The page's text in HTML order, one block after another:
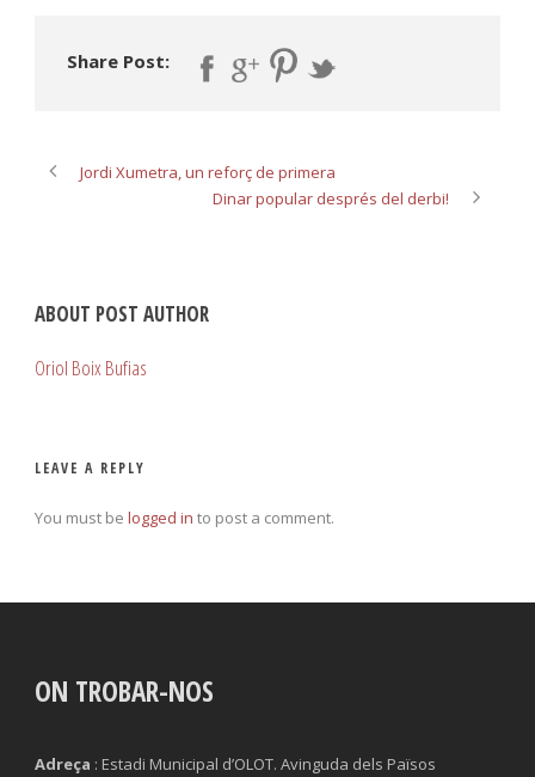
Share Post:
Jordi Xumetra, un reforç de primera
Dinar popular després del derbi!
ABOUT POST AUTHOR
Oriol Boix Bufias
LEAVE A REPLY
You must be logged in to post a comment.
ON TROBAR-NOS
Adreça : Estadi Municipal d’OLOT. Avinguda dels Països